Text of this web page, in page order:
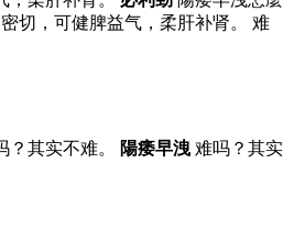
切，可健脾益气，柔肝补肾。 难
？其实不难。 陽痿早洩 难吗？其实